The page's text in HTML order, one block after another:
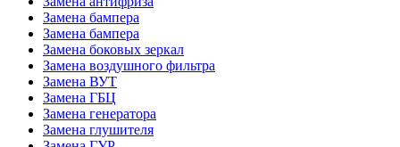
Замена бампера
Замена бампера
Замена боковых зеркал
Замена воздушного фильтра
Замена ВУТ
Замена ГБЦ
Замена генератора
Замена глушителя